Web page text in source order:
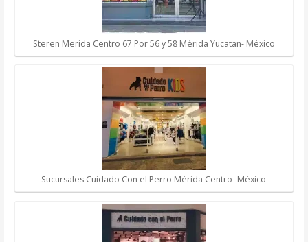
Steren Merida Centro 67 Por 56 y 58 Mérida Yucatan- México
Sucursales Cuidado Con el Perro Mérida Centro- México